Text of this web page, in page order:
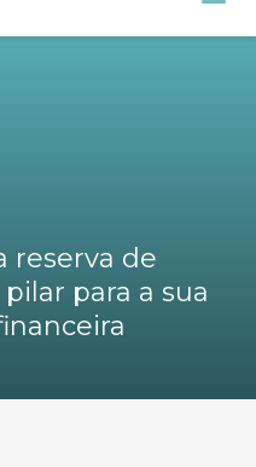
reserva de
para a sua